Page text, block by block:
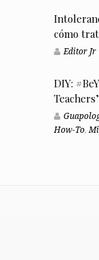
cómo
Editor Jr
DIY:
How-To,